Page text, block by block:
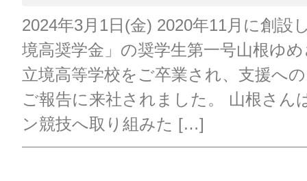
2024年3月1日(金) 2020年11月に創設
境高奨学金」の奨学生第一号山根ゆ
立境高等学校をご卒業され、支援へ
ご報告に来社されました。 山根さん
ン競技へ取り組みた […]